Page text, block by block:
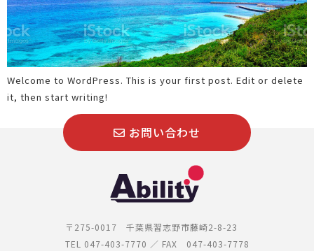
Welcome to WordPress. This is your first post. Edit or delete
it, then start writing!
お問い合わせ
〒275-0017 千葉県習志野市藤崎2-8-23
TEL 047-403-7770 ／ FAX 047-403-7778